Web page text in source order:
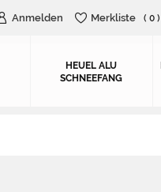
Anmelden Merkliste ( 0 )
HEUEL ALU
SCHNEEFANG